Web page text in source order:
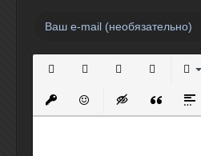
Вставить защищенную
Вставить смайлик
ВставкаВставка